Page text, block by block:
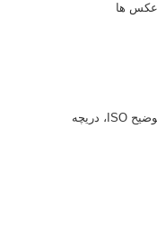
درک نوردهی – همراه با توضیح ISO، دریچه